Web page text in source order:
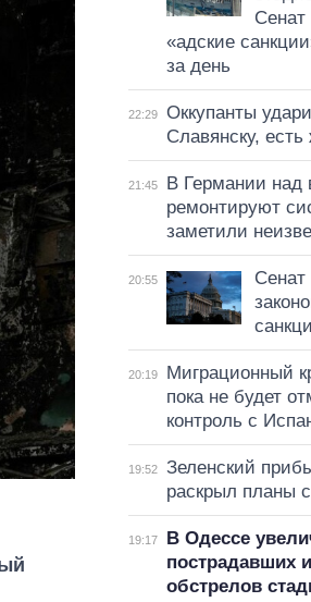
«адские
за день
22:29
Оккупанты
Славянску,
21:45
В Германии над
ремонтируют
заметили
20:55
20:19
Миграционный
пока не будет
контроль с
19:52
Зеленский
раскрыл планы
19:17
В Одессе
пострадавших
обстрелов